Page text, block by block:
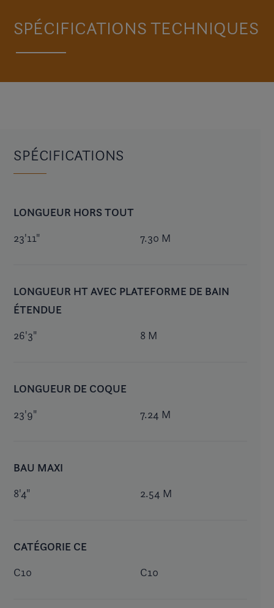
SPÉCIFICATIONS TECHNIQUES
SPÉCIFICATIONS
LONGUEUR HORS TOUT
23'11" 7.30 M
LONGUEUR HT AVEC PLATEFORME DE BAIN
ÉTENDUE
26'3" 8 M
LONGUEUR DE COQUE
23'9" 7.24 M
BAU MAXI
8'4" 2.54 M
CATÉGORIE CE
C10 C10